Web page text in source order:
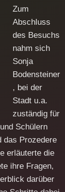
Zum
Abschluss
des Besuchs
nahm sich
Sonja
Bodensteiner
, bei der
Stadt u.a.
zuständig für
Schülern
das Prozedere
erläuterte die
ihre Fragen,
darüber